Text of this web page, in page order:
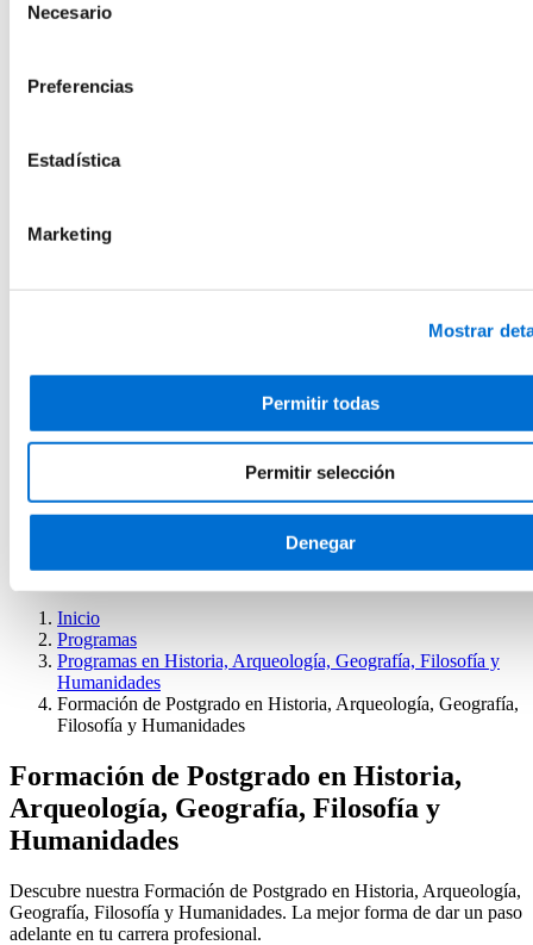
Necesario
Preferencias
Estadística
Marketing
Mostrar
Permitir todas
Permitir selección
Denegar
Cómo matricularse
¿Qué es Talent HUB?
Impulsa tu carrera
Bolsa de trabajo
Empresas colaboradoras
El centro
Horarios de atención
Inicio
Programas
Programas en Historia, Arqueología, Geografía, Filosofía y
Humanidades
Formación de Postgrado en Historia, Arqueología, Geografía,
Filosofía y Humanidades
Formación de Postgrado en Historia,
Arqueología, Geografía, Filosofía y
Humanidades
Descubre nuestra Formación de Postgrado en Historia, Arqueología,
Geografía, Filosofía y Humanidades. La mejor forma de dar un paso
adelante en tu carrera profesional.